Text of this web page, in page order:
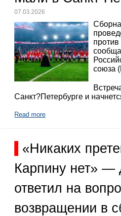
07.03.2026
союза
Санкт?Петербурге и
Read more
«Никаких
Карпину нет» —
ответил на
возвращении в